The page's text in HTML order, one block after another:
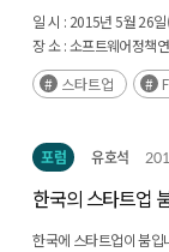
일 시 : 2015년 5월 26
장 소 : 소프트웨어정책
임정욱(스타트업 얼라이
송은강(캡스톤파트너스
노상범(OKKY 대표) 개
스타트업
포럼 유호석
한국의 스타트업
(2015.5.26 | 14회)
한국에 스타트업이 붐입